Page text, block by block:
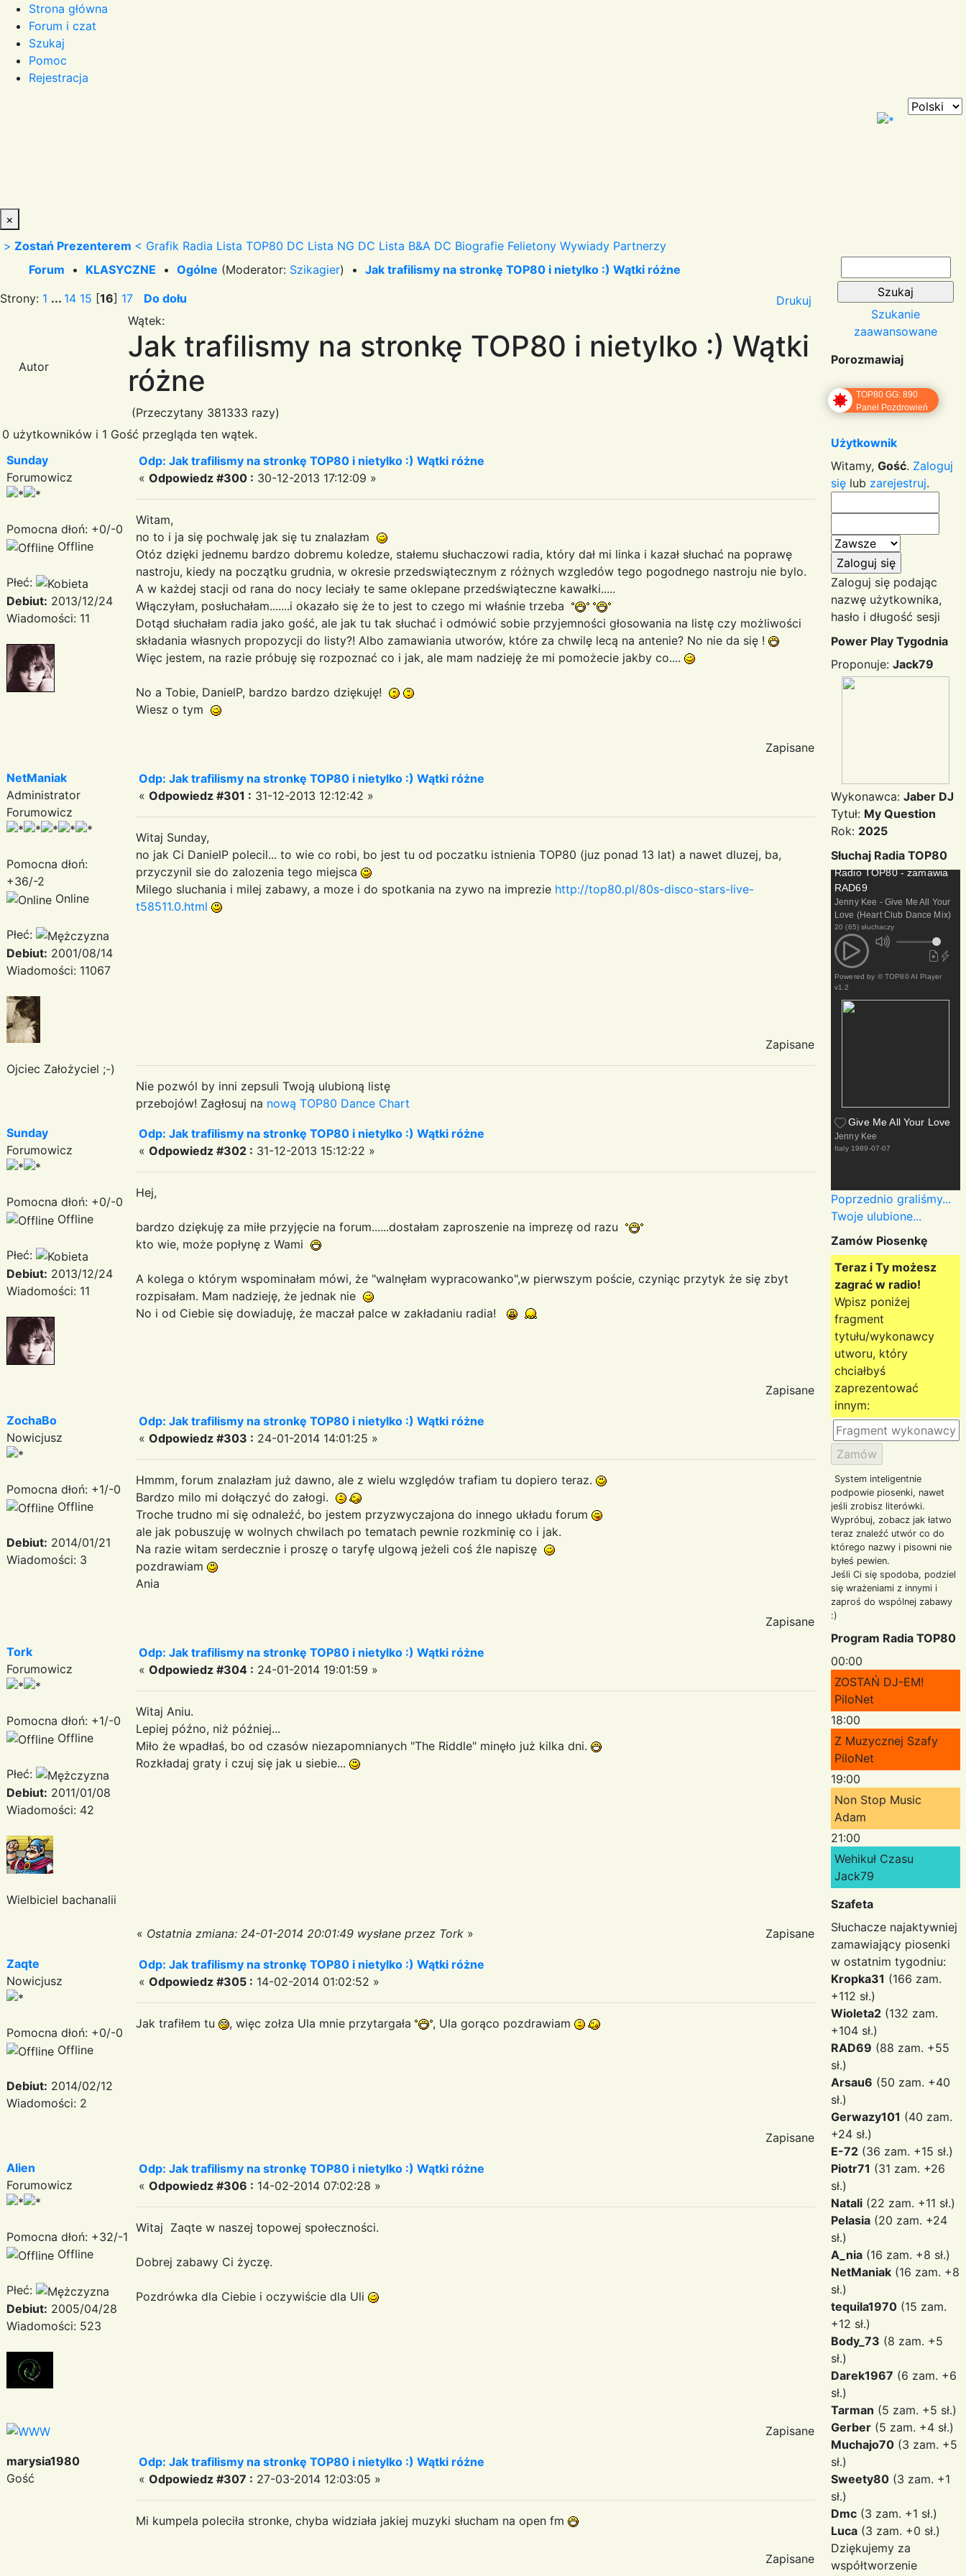
Strona główna
Forum i czat
Szukaj
Pomoc
Rejestracja
×
> Zostań Prezenterem < Grafik Radia Lista TOP80 DC Lista NG DC Lista B&A DC Biografie Felietony Wywiady Partnerzy
Forum • KLASYCZNE • Ogólne (Moderator: Szikagier) • Jak trafilismy na stronkę TOP80 i nietylko :) Wątki różne
Strony: 1 ... 14 15 [16] 17 Do dołu Drukuj
Autor
Wątek:
Jak trafilismy na stronkę TOP80 i nietylko :) Wątki
różne
(Przeczytany 381333 razy)
0 użytkowników i 1 Gość przegląda ten wątek.
Sunday
Forumowicz
Pomocna dłoń: +0/-0
Offline
Płeć:
Debiut: 2013/12/24
Wiadomości: 11
Odp: Jak trafilismy na stronkę TOP80 i nietylko :) Wątki różne
« Odpowiedz #300 : 30-12-2013 17:12:09 »
Witam,
no to i ja się pochwalę jak się tu znalazłam
Otóz dzięki jednemu bardzo dobremu koledze, stałemu słuchaczowi radia, który dał mi linka i kazał słuchać na poprawę
nastroju, kiedy na początku grudnia, w okresie przedswiątecznym z różnych wzgledów tego pogodnego nastroju nie bylo.
A w każdej stacji od rana do nocy leciały te same oklepane przedświąteczne kawałki.....
Włączyłam, posłuchałam.......i okazało się że to jest to czego mi właśnie trzeba
Dotąd słuchałam radia jako gość, ale jak tu tak słuchać i odmówić sobie przyjemności głosowania na listę czy możliwości
składania własnych propozycji do listy?! Albo zamawiania utworów, które za chwilę lecą na antenie? No nie da się !
Więc jestem, na razie próbuję się rozpoznać co i jak, ale mam nadzieję że mi pomożecie jakby co....
No a Tobie, DanielP, bardzo bardzo dziękuję!
Wiesz o tym
Zapisane
NetManiak
Administrator
Forumowicz
Pomocna dłoń:
+36/-2
Online
Płeć:
Debiut: 2001/08/14
Wiadomości: 11067
Ojciec Założyciel ;-)
Odp: Jak trafilismy na stronkę TOP80 i nietylko :) Wątki różne
« Odpowiedz #301 : 31-12-2013 12:12:42 »
Witaj Sunday,
no jak Ci DanielP polecil... to wie co robi, bo jest tu od poczatku istnienia TOP80 (juz ponad 13 lat) a nawet dluzej, ba,
przyczynil sie do zalozenia tego miejsca
Milego sluchania i milej zabawy, a moze i do spotkania na zywo na imprezie http://top80.pl/80s-disco-stars-live-
t58511.0.html
Zapisane
Nie pozwól by inni zepsuli Twoją ulubioną listę
przebojów! Zagłosuj na nową TOP80 Dance Chart
Sunday
Forumowicz
Pomocna dłoń: +0/-0
Offline
Płeć:
Debiut: 2013/12/24
Wiadomości: 11
Odp: Jak trafilismy na stronkę TOP80 i nietylko :) Wątki różne
« Odpowiedz #302 : 31-12-2013 15:12:22 »
Hej,
bardzo dziękuję za miłe przyjęcie na forum......dostałam zaproszenie na imprezę od razu
kto wie, może popłynę z Wami
A kolega o którym wspominałam mówi, że "walnęłam wypracowanko",w pierwszym poście, czyniąc przytyk że się zbyt
rozpisałam. Mam nadzieję, że jednak nie
No i od Ciebie się dowiaduję, że maczał palce w zakładaniu radia!
Zapisane
ZochaBo
Nowicjusz
Pomocna dłoń: +1/-0
Offline
Debiut: 2014/01/21
Wiadomości: 3
Odp: Jak trafilismy na stronkę TOP80 i nietylko :) Wątki różne
« Odpowiedz #303 : 24-01-2014 14:01:25 »
Hmmm, forum znalazłam już dawno, ale z wielu względów trafiam tu dopiero teraz.
Bardzo milo mi dołączyć do załogi.
Troche trudno mi się odnaleźć, bo jestem przyzwyczajona do innego układu forum
ale jak pobuszuję w wolnych chwilach po tematach pewnie rozkminię co i jak.
Na razie witam serdecznie i proszę o taryfę ulgową jeżeli coś źle napiszę
pozdrawiam
Ania
Zapisane
Tork
Forumowicz
Pomocna dłoń: +1/-0
Offline
Płeć:
Debiut: 2011/01/08
Wiadomości: 42
Wielbiciel bachanalii
Odp: Jak trafilismy na stronkę TOP80 i nietylko :) Wątki różne
« Odpowiedz #304 : 24-01-2014 19:01:59 »
Witaj Aniu.
Lepiej późno, niż później...
Miło że wpadłaś, bo od czasów niezapomnianych "The Riddle" minęło już kilka dni.
Rozkładaj graty i czuj się jak u siebie...
« Ostatnia zmiana: 24-01-2014 20:01:49 wysłane przez Tork » Zapisane
Zaqte
Nowicjusz
Pomocna dłoń: +0/-0
Offline
Debiut: 2014/02/12
Wiadomości: 2
Odp: Jak trafilismy na stronkę TOP80 i nietylko :) Wątki różne
« Odpowiedz #305 : 14-02-2014 01:02:52 »
Jak trafiłem tu , więc zołza Ula mnie przytargała , Ula gorąco pozdrawiam
Zapisane
Alien
Forumowicz
Pomocna dłoń: +32/-1
Offline
Płeć:
Debiut: 2005/04/28
Wiadomości: 523
Odp: Jak trafilismy na stronkę TOP80 i nietylko :) Wątki różne
« Odpowiedz #306 : 14-02-2014 07:02:28 »
Witaj Zaqte w naszej topowej społeczności.
Dobrej zabawy Ci życzę.
Pozdrówka dla Ciebie i oczywiście dla Uli
Zapisane
marysia1980
Gość
Odp: Jak trafilismy na stronkę TOP80 i nietylko :) Wątki różne
« Odpowiedz #307 : 27-03-2014 12:03:05 »
Mi kumpela poleciła stronke, chyba widziała jakiej muzyki słucham na open fm
Zapisane
Szukanie
zaawansowane
Porozmawiaj
TOP80 GG: 890
Panel Pozdrowień
Użytkownik
Witamy, Gość. Zaloguj
się lub zarejestruj.
Zaloguj się podając
nazwę użytkownika,
hasło i długość sesji
Power Play Tygodnia
Proponuje: Jack79
Wykonawca: Jaber DJ
Tytuł: My Question
Rok: 2025
Słuchaj Radia TOP80
Radio TOP80 - zamawia
RAD69
Jenny Kee - Give Me All Your
Love (Heart Club Dance Mix)
20 (65) słuchaczy
Powered by © TOP80 AI Player
v1.2
Give Me All Your Love
Jenny Kee
Italy 1989-07-07
Poprzednio graliśmy...
Twoje ulubione...
Zamów Piosenkę
Teraz i Ty możesz
zagrać w radio!
Wpisz poniżej
fragment
tytułu/wykonawcy
utworu, który
chciałbyś
zaprezentować
innym:
System inteligentnie
podpowie piosenki, nawet
jeśli zrobisz literówki.
Wypróbuj, zobacz jak łatwo
teraz znaleźć utwór co do
którego nazwy i pisowni nie
byłeś pewien.
Jeśli Ci się spodoba, podziel
się wrażeniami z innymi i
zaproś do wspólnej zabawy
:)
Program Radia TOP80
00:00
ZOSTAŃ DJ-EM!
PiloNet
18:00
Z Muzycznej Szafy
PiloNet
19:00
Non Stop Music
Adam
21:00
Wehikuł Czasu
Jack79
Szafeta
Słuchacze najaktywniej
zamawiający piosenki
w ostatnim tygodniu:
Kropka31 (166 zam.
+112 sł.)
Wioleta2 (132 zam.
+104 sł.)
RAD69 (88 zam. +55
sł.)
Arsau6 (50 zam. +40
sł.)
Gerwazy101 (40 zam.
+24 sł.)
E-72 (36 zam. +15 sł.)
Piotr71 (31 zam. +26
sł.)
Natali (22 zam. +11 sł.)
Pelasia (20 zam. +24
sł.)
A_nia (16 zam. +8 sł.)
NetManiak (16 zam. +8
sł.)
tequila1970 (15 zam.
+12 sł.)
Body_73 (8 zam. +5
sł.)
Darek1967 (6 zam. +6
sł.)
Tarman (5 zam. +5 sł.)
Gerber (5 zam. +4 sł.)
Muchajo70 (3 zam. +5
sł.)
Sweety80 (3 zam. +1
sł.)
Dmc (3 zam. +1 sł.)
Luca (3 zam. +0 sł.)
Dziękujemy za
współtworzenie